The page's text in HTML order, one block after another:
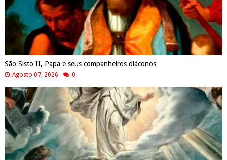
São Sisto II, Papa e seus companheiros diáconos
Agosto 07, 2026 0